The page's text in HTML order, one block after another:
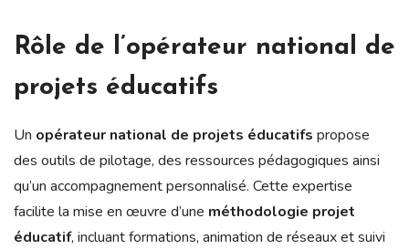
Rôle de l’opérateur national de
projets éducatifs
Un opérateur national de projets éducatifs propose
des outils de pilotage, des ressources pédagogiques ainsi
qu’un accompagnement personnalisé. Cette expertise
facilite la mise en œuvre d’une méthodologie projet
éducatif, incluant formations, animation de réseaux et suivi